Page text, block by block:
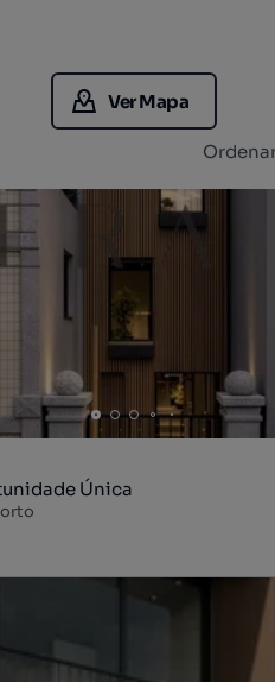
Ver Mapa
Única